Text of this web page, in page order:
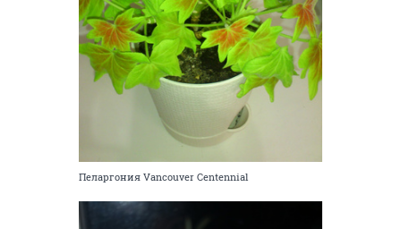
Пеларгония Vancouver Centennial